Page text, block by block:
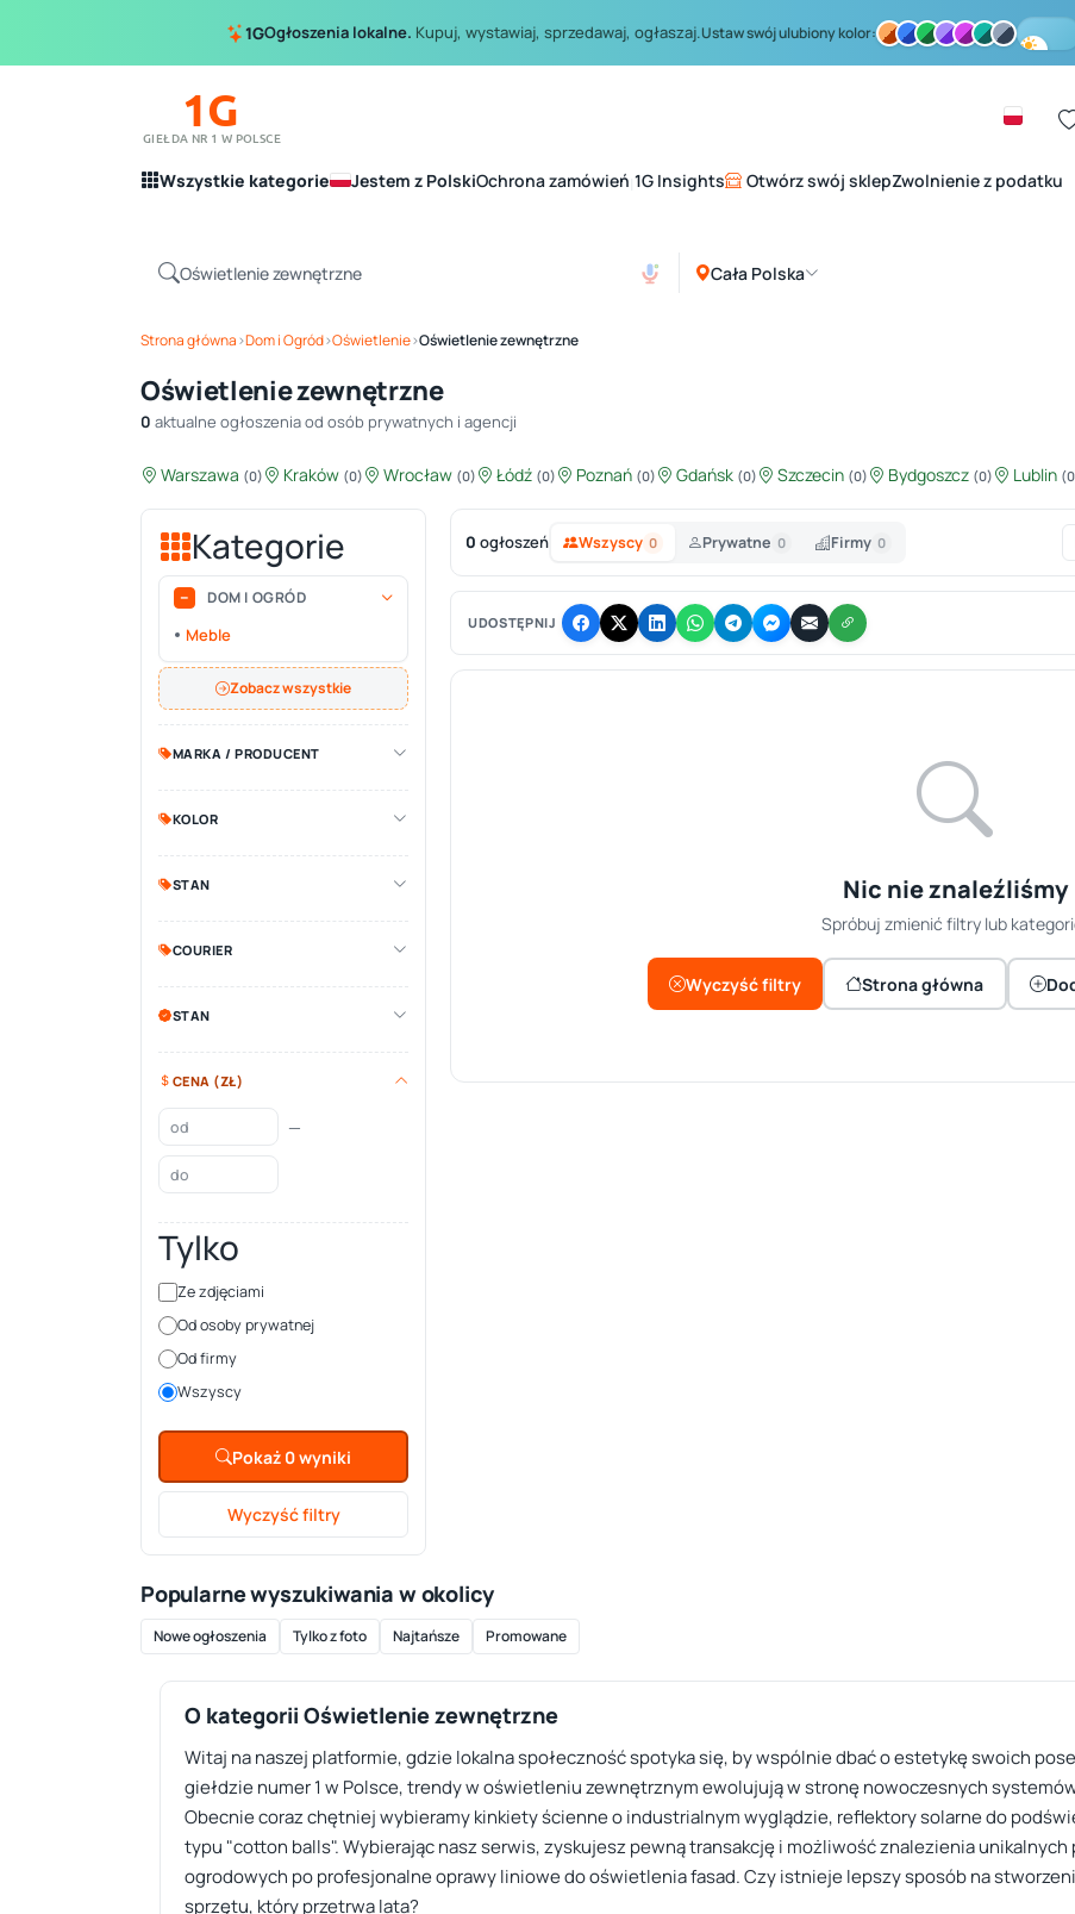
1GOgłoszenia lokalne. Kupuj, wystawiaj, sprzedawaj, ogłaszaj.Ustaw swój ulubiony kolor:
1G
GIEŁDA NR 1 W POLSCE
Wszystkie kategorie Jestem z PolskiOchrona zamówień 1G Insights Otwórz swój sklepZwolnienie z podatku
Cała Polska
Strona główna›Dom i Ogród›Oświetlenie›Oświetlenie zewnętrzne
Oświetlenie zewnętrzne
0 aktualne ogłoszenia od osób prywatnych i agencji
Warszawa (0) Kraków (0) Wrocław (0) Łódź (0) Poznań (0) Gdańsk (0) Szczecin (0) Bydgoszcz (0) Lublin
Kategorie
DOM I OGRÓD
Meble
Zobacz wszystkie
MARKA / PRODUCENT
KOLOR
STAN
COURIER
STAN
CENA (ZŁ)
—
Tylko
Ze zdjęciami
Od osoby prywatnej
Od firmy
Wszyscy
Pokaż 0 wyniki
Wyczyść filtry
0 ogłoszeń Wszyscy 0 Prywatne 0 Firmy 0
UDOSTĘPNIJ
Nic nie znaleźliśmy
Spróbuj zmienić filtry lub
Wyczyść filtry Strona główna
Popularne wyszukiwania w okolicy
Nowe ogłoszenia Tylko z foto Najtańsze Promowane
O kategorii Oświetlenie zewnętrzne
Witaj na naszej platformie, gdzie lokalna społeczność spotyka się, by wspólnie dbać o estetykę swoich
giełdzie numer 1 w Polsce, trendy w oświetleniu zewnętrznym ewolujują w stronę nowoczesnych
Obecnie coraz chętniej wybieramy kinkiety ścienne o industrialnym wyglądzie, reflektory solarne do
typu "cotton balls". Wybierając nasz serwis, zyskujesz pewną transakcję i możliwość znalezienia
ogrodowych po profesjonalne oprawy liniowe do oświetlenia fasad. Czy istnieje lepszy sposób na
sprzętu, który przetrwa lata?